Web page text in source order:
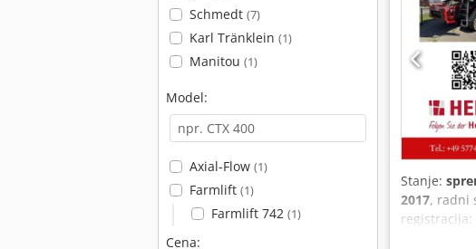
Schmedt (7)
Karl Tränklein (1)
Manitou (1)
Model:
Axial-Flow (1)
Farmlift (1)
Farmlift 742 (1)
Cena:
Stanje:
2017, radni
registracija: